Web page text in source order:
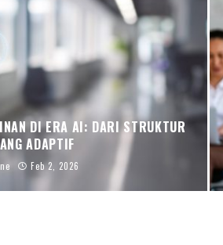
DI ERA AI: DARI STRUKTUR
ADAPTIF
Feb 2, 2026